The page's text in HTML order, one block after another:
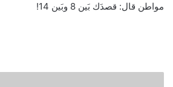
مواطن قال: قصدَك بَين 8 وبَين 14!